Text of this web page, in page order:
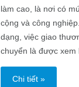
làm cao, là nơi có
cộng và công
dạng, việc giao
chuyển là được xem
Chi tiết »